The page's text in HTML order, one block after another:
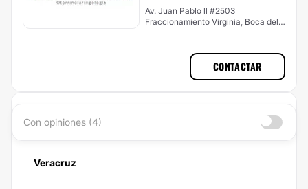
Av. Juan Pablo ll #2503
Fraccionamiento Virginia, Boca del
CONTACTAR
Con opiniones (4)
Veracruz